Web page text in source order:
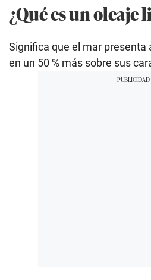
¿Qué es un oleaje
Significa que el mar presenta
en un 50 % más sobre sus